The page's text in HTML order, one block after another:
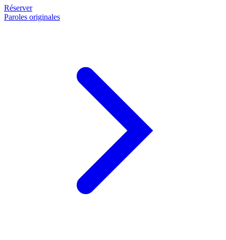
Réserver
Paroles originales